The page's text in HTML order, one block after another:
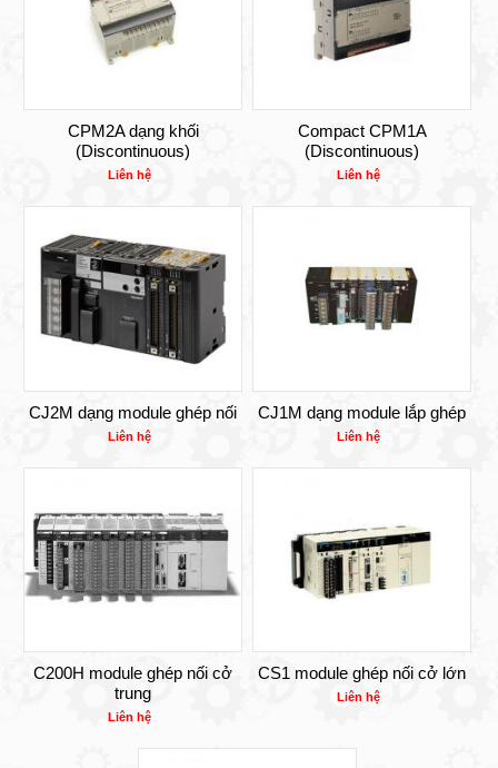
CPM2A dạng khối
(Discontinuous)
Liên hệ
Compact CPM1A
(Discontinuous)
Liên hệ
CJ2M dạng module ghép nối
Liên hệ
CJ1M dạng module lắp ghép
Liên hệ
C200H module ghép nối cở
trung
Liên hệ
CS1 module ghép nối cở lớn
Liên hệ